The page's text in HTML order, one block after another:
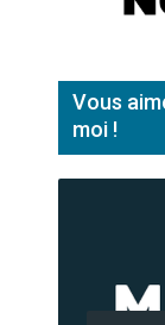
Vous
moi !